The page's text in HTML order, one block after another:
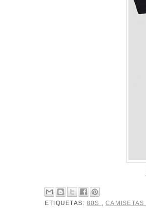
ETIQUETAS: 80S ,CAMISETAS